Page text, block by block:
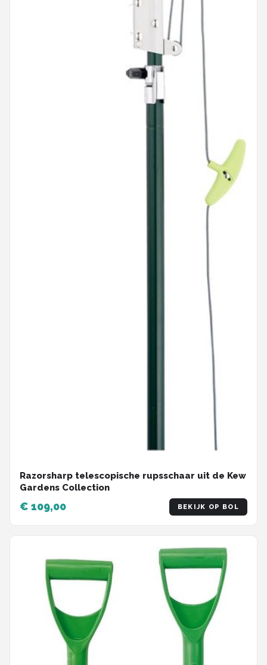
Razorsharp telescopische rupsschaar uit de Kew
Gardens Collection
€ 109,00 BEKIJK OP BOL